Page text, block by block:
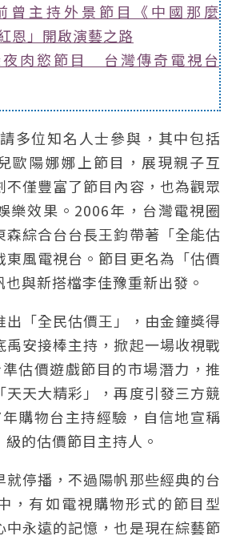
曾主持外景節目《中國那麼
恩」開啟演藝之路
夜肉慾節目 台灣傳奇電視台
多位知名人士參與，其中包括
歐陽娜娜上節目，展現親子互
不僅豐富了節目內容，也為觀眾
樂效果。2006年，台灣電視圈
森綜合台台長王鈞帶著「全能估
東風電視台。節目更名為「估價
與新搭檔李佳豫重新出發。
出「全民估價王」，由金鐘獎得
禹安接棒主持，掀起一場收視戰
估價遊戲節目的市場潛力，推
天天大精彩」，再度引發三方競
購物台主持經驗，自信地宣稱
的估價節目主持人。
就停播，不過陽帆那些經典的台
，有如電視購物形式的節目型
中永遠的記憶，也是現在綜藝節